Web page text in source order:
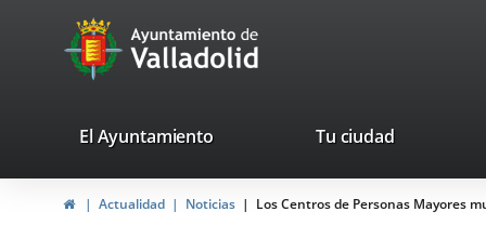
Portal
Web
Ayuntamiento
de
valladolid.es
El Ayuntamiento Tu ciudad
InicioActualidad Noticias Los Centros de Personas Mayores